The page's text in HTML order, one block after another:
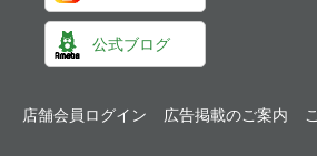
公式ブログ
店舗会員ログイン 広告掲載のご案内